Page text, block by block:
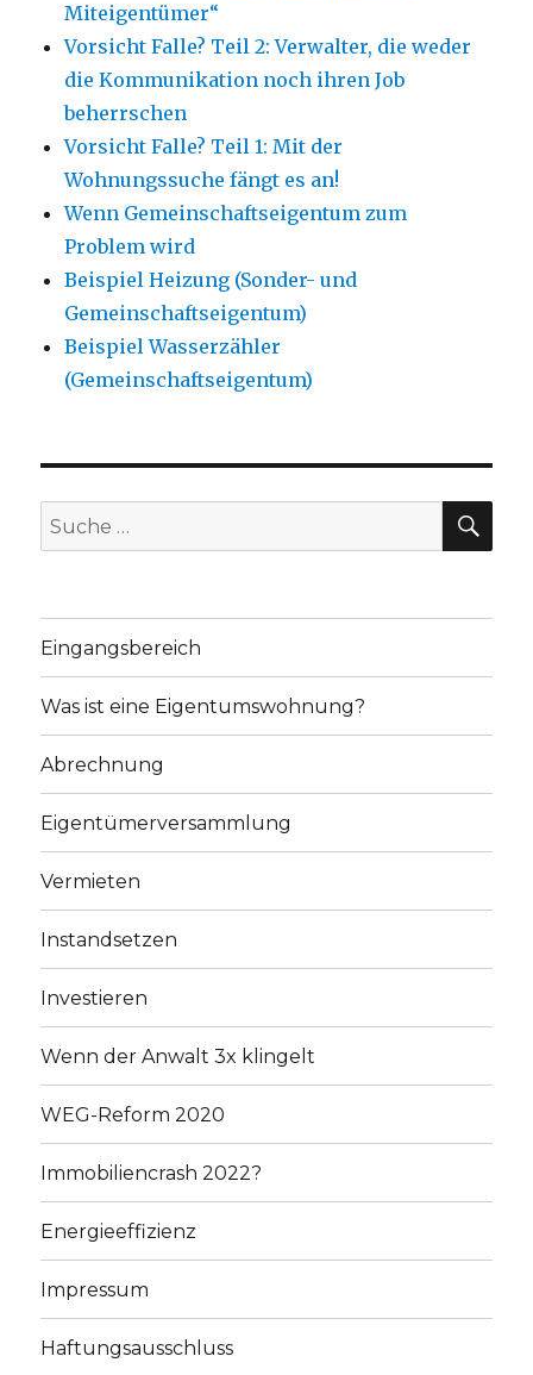
Miteigentümer“
Vorsicht Falle? Teil 2: Verwalter, die weder
die Kommunikation noch ihren Job
beherrschen
Vorsicht Falle? Teil 1: Mit der
Wohnungssuche fängt es an!
Wenn Gemeinschaftseigentum zum
Problem wird
Beispiel Heizung (Sonder- und
Gemeinschaftseigentum)
Beispiel Wasserzähler
(Gemeinschaftseigentum)
Suche
nach:
Eingangsbereich
Was ist eine Eigentumswohnung?
Abrechnung
Eigentümerversammlung
Vermieten
Instandsetzen
Investieren
Wenn der Anwalt 3x klingelt
WEG-Reform 2020
Immobiliencrash 2022?
Energieeffizienz
Impressum
Haftungsausschluss